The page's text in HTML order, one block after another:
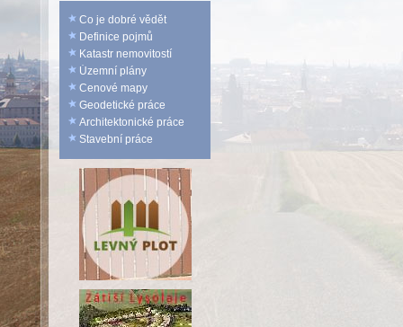
Co je dobré vědět
Definice pojmů
Katastr nemovitostí
Územní plány
Cenové mapy
Geodetické práce
Architektonické práce
Stavební práce